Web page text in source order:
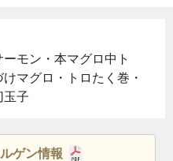
モン・本マグロ中ト
マグロ・トロたく巻・
玉子
ゲン情報